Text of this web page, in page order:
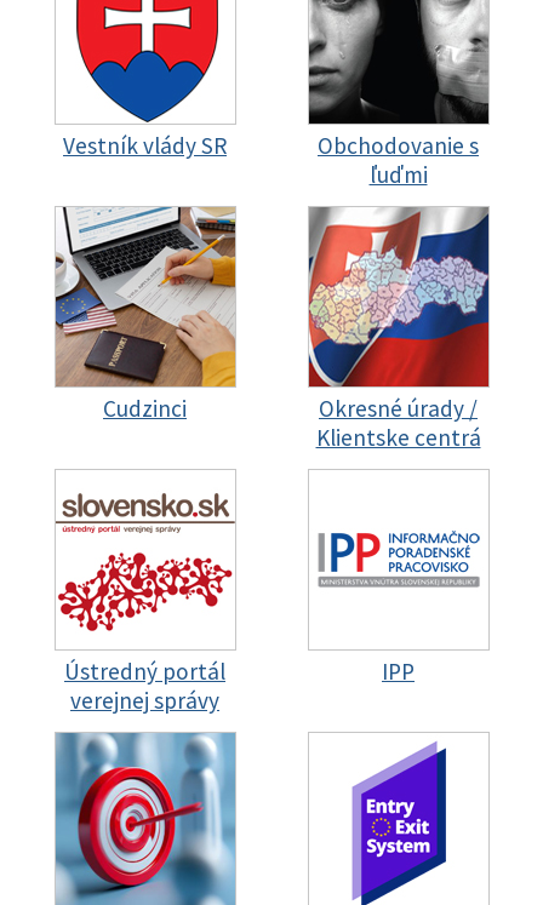
Vestník vlády SR
Obchodovanie s
ľuďmi
Cudzinci
Okresné úrady /
Klientske centrá
Ústredný portál
verejnej správy
IPP